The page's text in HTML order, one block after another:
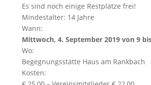
Es sind noch einige Restplätze frei!
Mindestalter: 14 Jahre
Wann:
Mittwoch, 4. September 2019 von 9
Wo:
Begegnungsstätte Haus am Rankbach
Kosten: